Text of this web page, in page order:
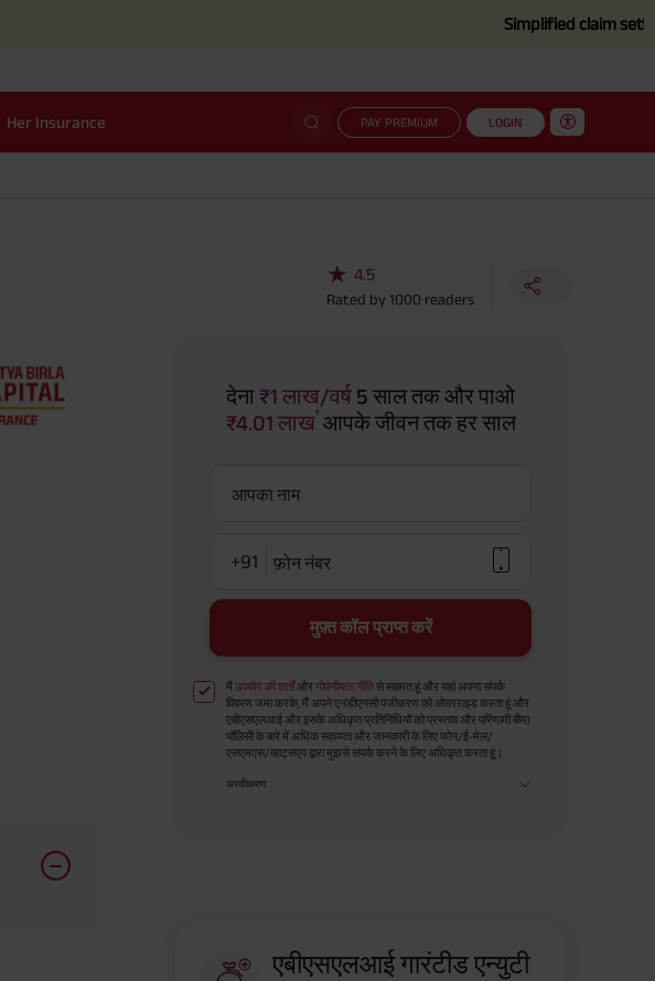
Simplified claim settlement
Her Insurance PAY PREMIUM LOGIN
★ 4.5
Rated by 1000 readers
देना ₹1 लाख/वर्ष 5 साल तक और पाओ
₹4.01 लाख¹आपके जीवन तक हर साल
आपका नाम
+91 फ़ोन नंबर
मुफ़्त कॉल प्राप्त करें
मैंउपयोग की शर्तोंऔरगोपनीयता नीतिसे सहमत हूं और यहां अपना संपर्क
विवरण जमा करके, मैं अपने एनडीएनसी पंजीकरण को ओवरराइड करता हूं और
एबीएसएलआई और इसके अधिकृत प्रतिनिधियों को प्रस्ताव और परिणामी बीमा
पॉलिसी के बारे में अधिक सहायता और जानकारी के लिए फोन/ई-मेल/
एसएमएस/व्हाट्सएप द्वारा मुझसे संपर्क करने के लिए अधिकृत करता हूं।
अस्वीकरण
एबीएसएलआई गारंटीड एन्युटी